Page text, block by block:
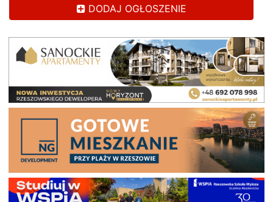
DODAJ OGŁOSZENIE